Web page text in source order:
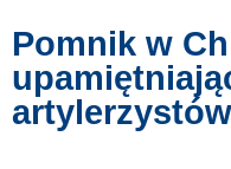
Pomnik w
artylerzystów